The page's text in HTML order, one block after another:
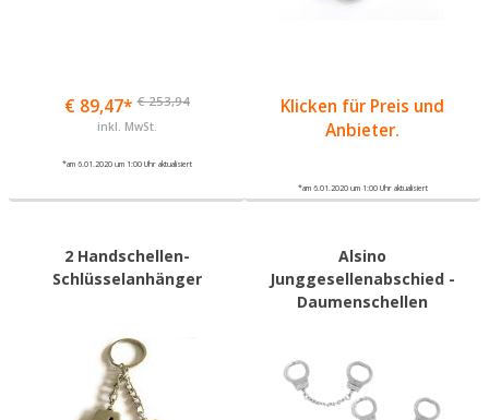
€ 89,47* € 253,94
inkl. MwSt.
*am 6.01.2020 um 1:00 Uhr aktualisiert
Klicken für Preis und
Anbieter.
*am 6.01.2020 um 1:00 Uhr aktualisiert
2 Handschellen-
Schlüsselanhänger
Alsino
Junggesellenabschied -
Daumenschellen